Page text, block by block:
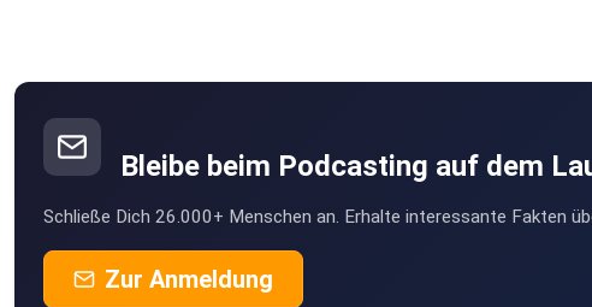
Bleibe beim Podcasting auf dem
Schließe Dich 26.000+ Menschen an. Erhalte interessante Fakten
Zur Anmeldung